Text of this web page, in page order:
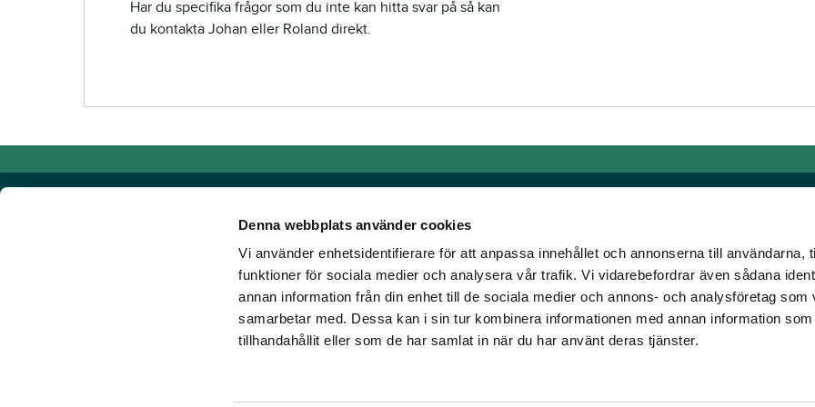
Denna webbplats använder cookies
Vi använder enhetsidentifierare för att anpassa innehållet och annonserna till användarna,
funktioner för sociala medier och analysera vår trafik. Vi vidarebefordrar även sådana
annan information från din enhet till de sociala medier och annons- och analysföretag som
samarbetar med. Dessa kan i sin tur kombinera informationen med annan information
tillhandahållit eller som de har samlat in när du har använt deras tjänster.
Har du specifika frågor som du inte kan hitta svar på så kan
du kontakta Johan eller Roland direkt.
Powered by TR Media
Hos TR Media finns Sveriges främsta varumärken för dig som älskar trav!
Sedan starten 1932, då tidningen Travronden grundades, har vi skapat en
Länkar
Allmänna auktionsvillkor
Mobilvy